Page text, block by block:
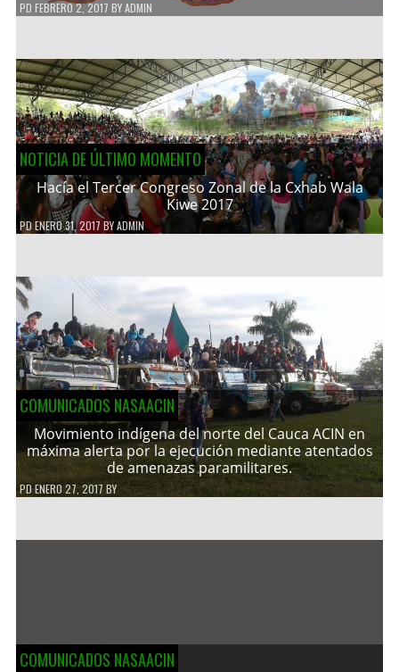
PD FEBRERO 2, 2017 BYADMIN
NOTICIA DE ÚLTIMO MOMENTO
Hacía el Tercer Congreso Zonal de la Cxhab Wala
Kiwe 2017
PDENERO 31, 2017 BYADMIN
COMUNICADOS NASAACIN
Movimiento indígena del norte del Cauca ACIN en
máxima alerta por la ejecución mediante atentados
de amenazas paramilitares.
PDENERO 27, 2017 BY
COMUNICADOS NASAACIN